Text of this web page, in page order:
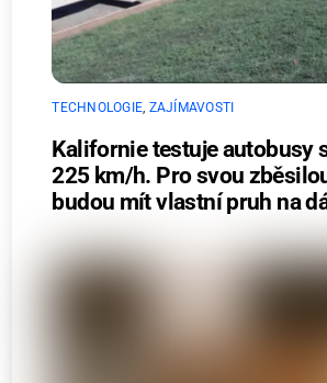
TECHNOLOGIE ZAJÍMAVOSTI
Kalifornie testuje autobusy
225 km/h. Pro svou
budou mít vlastní pruh na